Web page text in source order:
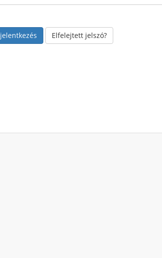
Elfelejtett jelszó?